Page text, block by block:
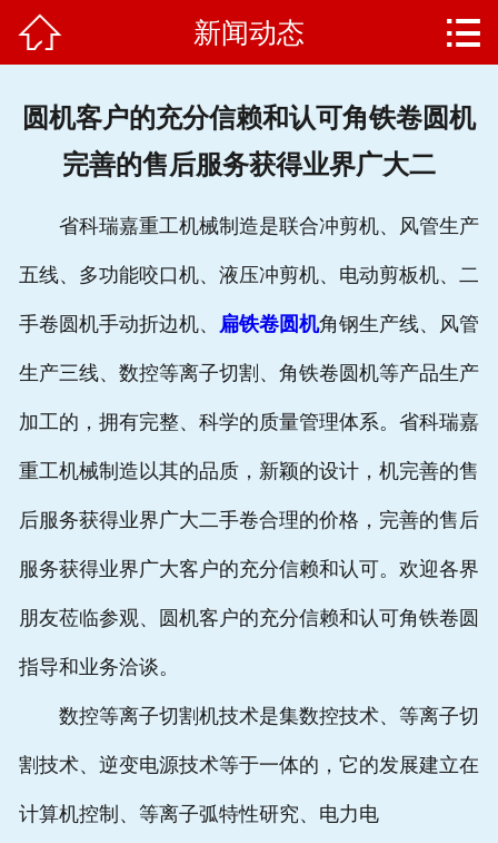
企业文化
售后服务
联系我们
 新闻动态 
圆机客户的充分信赖和认可角铁卷圆机
完善的售后服务获得业界广大二
省科瑞嘉重工机械制造是联合冲剪机、风管生产
五线、多功能咬口机、液压冲剪机、电动剪板机、二
手卷圆机手动折边机、 扁铁卷圆机角钢生产线、风管
生产三线、数控等离子切割、角铁卷圆机等产品生产
加工的，拥有完整、科学的质量管理体系。省科瑞嘉
重工机械制造以其的品质，新颖的设计，机完善的售
后服务获得业界广大二手卷合理的价格，完善的售后
服务获得业界广大客户的充分信赖和认可。欢迎各界
朋友莅临参观、圆机客户的充分信赖和认可角铁卷圆
指导和业务洽谈。
数控等离子切割机技术是集数控技术、等离子切
割技术、逆变电源技术等于一体的，它的发展建立在
计算机控制、等离子弧特性研究、电力电